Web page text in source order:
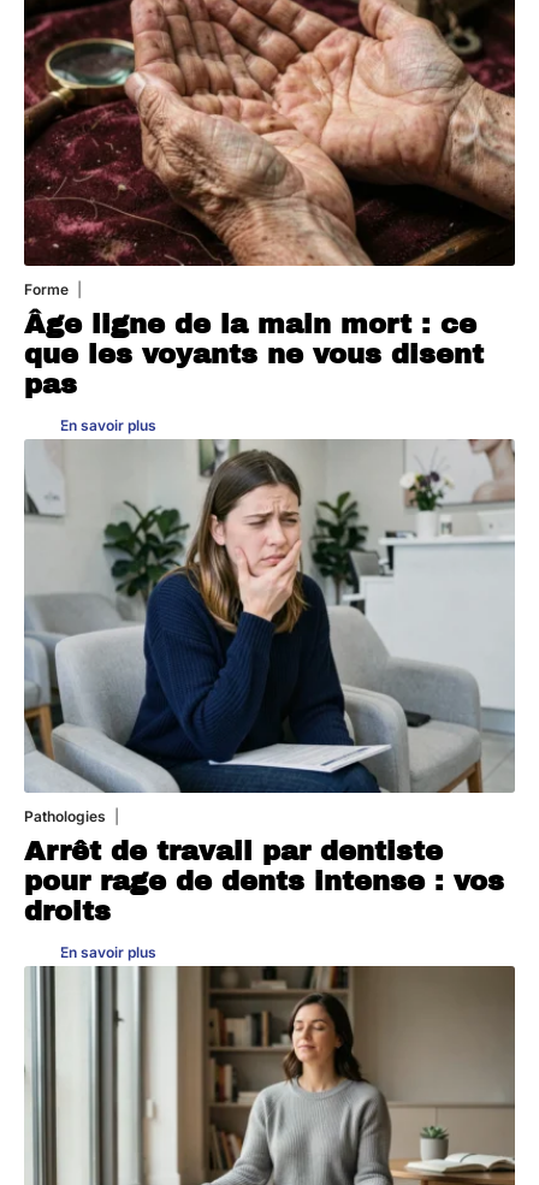
Forme
Âge ligne de la main mort : ce
que les voyants ne vous disent
pas
En savoir plus
Pathologies
Arrêt de travail par dentiste
pour rage de dents intense : vos
droits
En savoir plus